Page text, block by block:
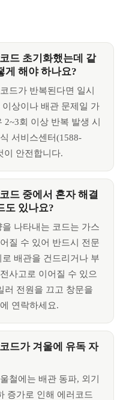
드 초기화했는데 같
게 해야 하나요?
드가 반복된다면 일시
상이나 배관 문제일 가
2~3회 이상 반복 발생 시
서비스센터(1588-
이 안전합니다.
드 중에서 혼자 해결
도 있나요?
나타내는 코드는 가스
질 수 있어 반드시 전문
배관을 건드리거나 부
사고로 이어질 수 있으
러 전원을 끄고 창문을
연락하세요.
드가 겨울에 유독 자
철에는 배관 동파, 외기
증가로 인해 에러코드